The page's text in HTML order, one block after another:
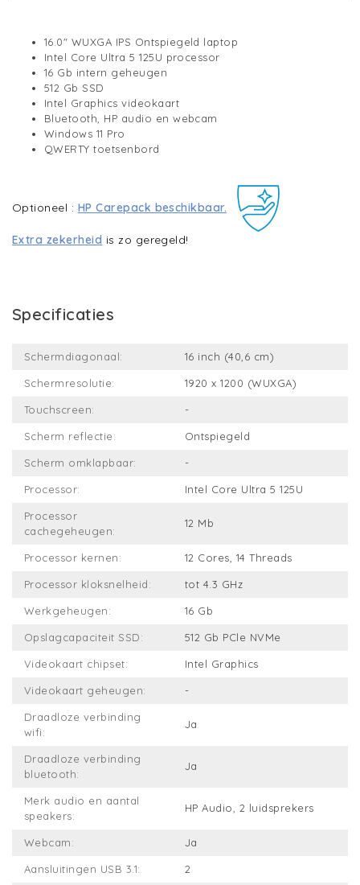
16.0" WUXGA IPS Ontspiegeld laptop
Intel Core Ultra 5 125U processor
16 Gb intern geheugen
512 Gb SSD
Intel Graphics videokaart
Bluetooth, HP audio en webcam
Windows 11 Pro
QWERTY toetsenbord
Optioneel : HP Carepack beschikbaar.
Extra zekerheid is zo geregeld!
Specificaties
Schermdiagonaal: 16 inch (40,6 cm)
Schermresolutie: 1920 x 1200 (WUXGA)
Touchscreen: -
Scherm reflectie: Ontspiegeld
Scherm omklapbaar: -
Processor: Intel Core Ultra 5 125U
Processor
cachegeheugen:
12 Mb
Processor kernen: 12 Cores, 14 Threads
Processor kloksnelheid: tot 4.3 GHz
Werkgeheugen: 16 Gb
Opslagcapaciteit SSD: 512 Gb PCle NVMe
Videokaart chipset: Intel Graphics
Videokaart geheugen: -
Draadloze verbinding
wifi:
Ja
Draadloze verbinding
bluetooth:
Ja
Merk audio en aantal
speakers:
HP Audio, 2 luidsprekers
Webcam: Ja
Aansluitingen USB 3.1: 2